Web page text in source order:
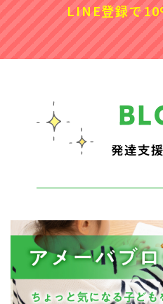
LINE登録で